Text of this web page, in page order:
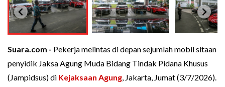
Suara.com - Pekerja melintas di depan sejumlah mobil sitaan
penyidik Jaksa Agung Muda Bidang Tindak Pidana Khusus
(Jampidsus) di Kejaksaan Agung, Jakarta, Jumat (3/7/2026).